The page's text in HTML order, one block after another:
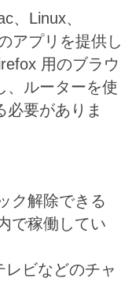
、Linux、
アプリを提供し
用のブラウ
、ルーターを使
必要がありま
ク解除できる
で稼働してい
ビなどのチャ